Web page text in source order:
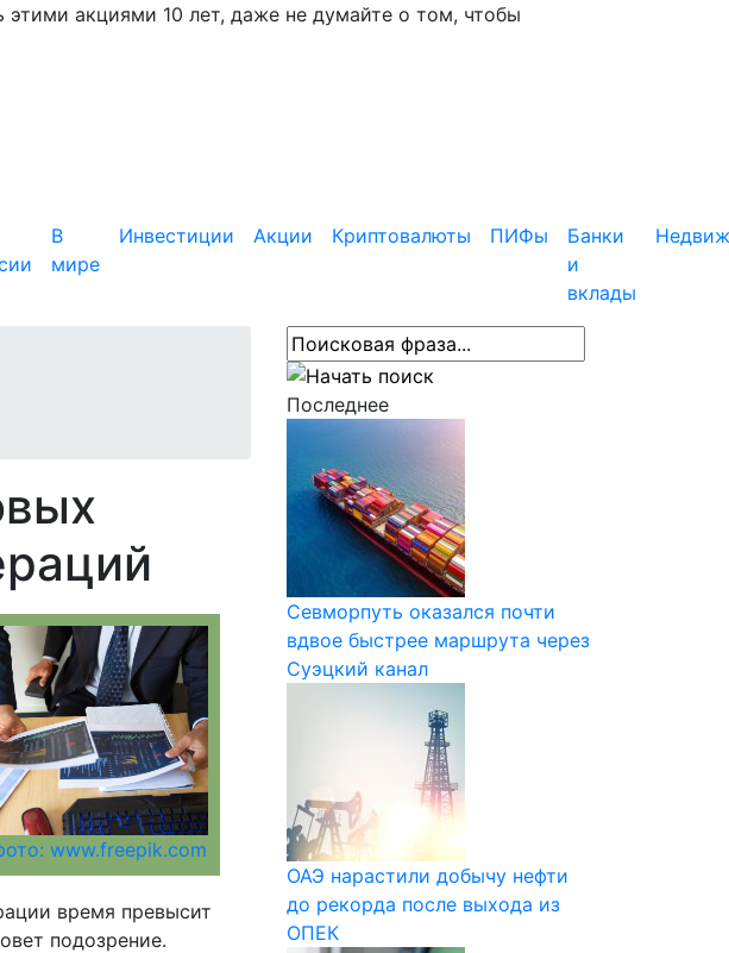
этими акциями 10 лет, даже не думайте о том, чтобы
В
мире
Инвестиции Акции Криптовалюты ПИФы
Банки
и
вклады
www.freepik.com
время превысит
подозрение.
Последнее
Севморпуть оказался почти
вдвое быстрее маршрута через
Суэцкий канал
ОАЭ нарастили добычу нефти
до рекорда после выхода из
ОПЕК